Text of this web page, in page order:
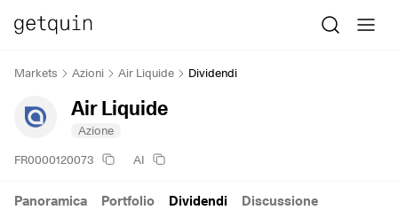
Markets Azioni Air Liquide Dividendi
Air Liquide
Azione
FR0000120073 AI
Panoramica Portfolio Dividendi Discussione